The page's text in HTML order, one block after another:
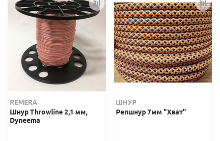
REMERA
Шнур Throwline 2,1 мм,
Dyneema
ШНУР
Репшнур 7мм "Хват"